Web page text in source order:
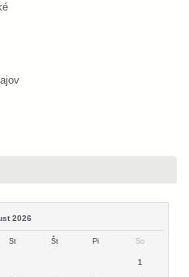
2026
St Št Pi So
1